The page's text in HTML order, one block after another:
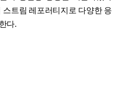
트림 레포러티지로 다양한 응
다.